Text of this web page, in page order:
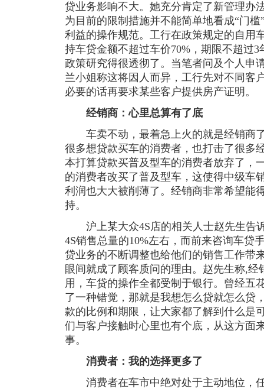
贷业务影响不大。她充分肯定了新管理办
为目前的限制措施并不能简单地看成“门
利益的操作规范。工行在政策规定的自用
持车贷金额不超过车价70%，期限不超过
政策研究得很透彻了。当笔者问及个人申
兰小姐称这将因人而异，工行先对不同客
必要的话再要求某些客户提供房产证明。
经销商：心里总算有了底
车卖不动，最着急上火的就是经销商
很多想贷款买车的消费者，也打击了很多
本打算贷款买普及型车的消费者放弃了，
的消费者改买了普及型车，这使得中级车
利润也大大被削薄了。经销商非常希望能
持。
沪上某大众4S店的相关人士赵先生告
4S销售总量的10%左右，而前来咨询车贷
贷业务的不断调整也给他们的销售工作带
眼间就成了顾客质问的理由。赵先生称,
用，车贷的操作全都受制于银行。曾经五
了一种错觉，那就是我想怎么贷就怎么贷
款的比例和期限，让大家都了解到什么是
们与客户接触时心里也有个底，从这方面
事。
消费者：我的选择更多了
消费者在车市中绝对处于主动地位，